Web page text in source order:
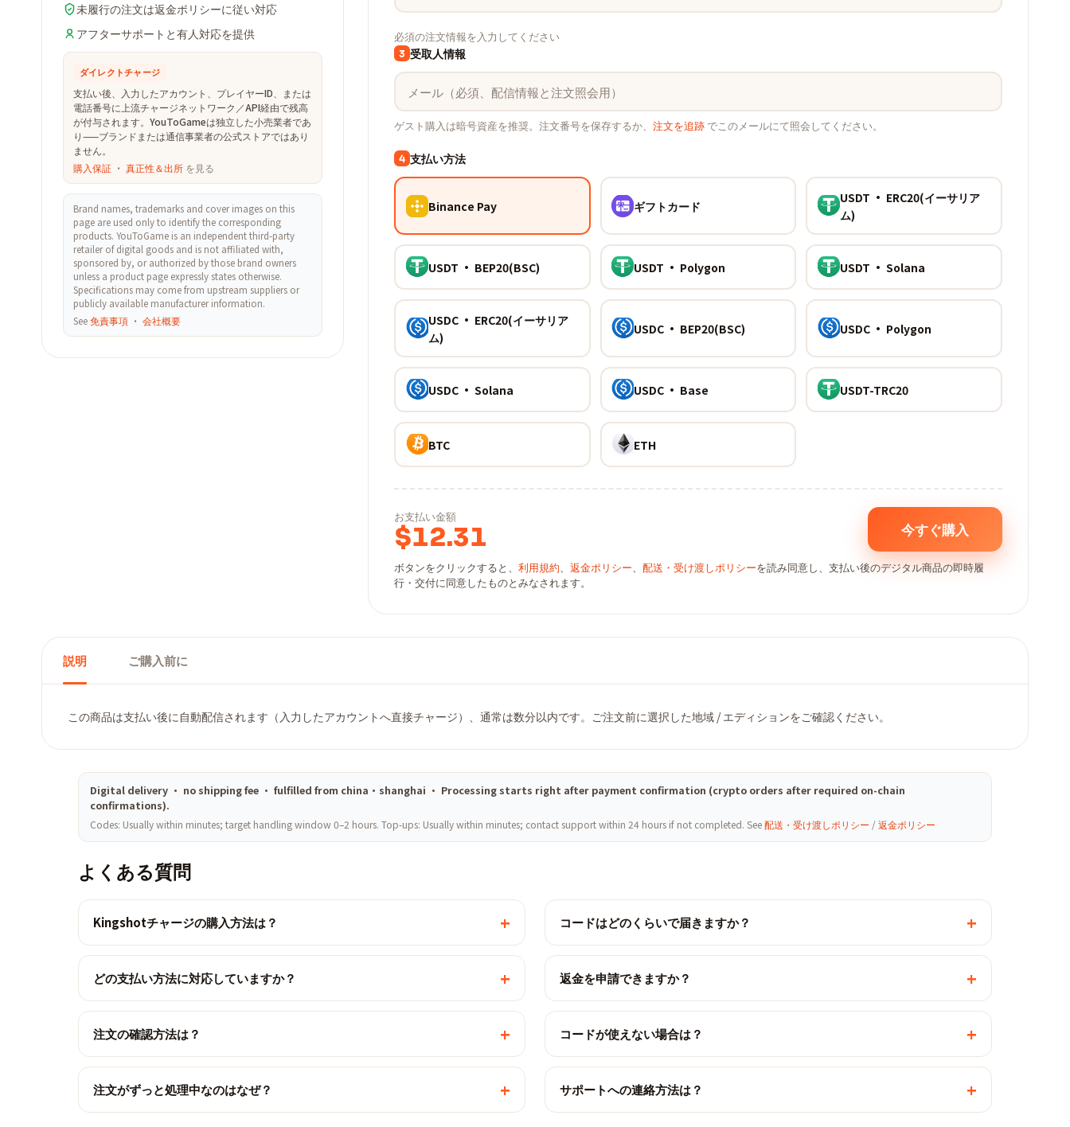
未履行の注文は返金ポリシーに従い対応
アフターサポートと有人対応を提供
ダイレクトチャージ
支払い後、入力したアカウント、プレイヤーID、または
電話番号に上流チャージネットワーク／API経由で残高
が付与されます。YouToGameは独立した小売業者であ
り——ブランドまたは通信事業者の公式ストアではあり
ません。
購入保証 · 真正性＆出所 を見る
Brand names, trademarks and cover images on this
page are used only to identify the corresponding
products. YouToGame is an independent third-party
retailer of digital goods and is not affiliated with,
sponsored by, or authorized by those brand owners
unless a product page expressly states otherwise.
Specifications may come from upstream suppliers or
publicly available manufacturer information.
See免責事項 · 会社概要
必須の注文情報を入力してください
3 受取人情報
ゲスト購入は暗号資産を推奨。注文番号を保存するか、 注文を追跡 でこのメールにて照会してください。
4 支払い方法
Binance Pay ギフトカード
USDT · ERC20(イーサリア
ム)
USDT · BEP20(BSC) USDT · Polygon USDT · Solana
USDC · ERC20(イーサリア
ム)
USDC · BEP20(BSC) USDC · Polygon
USDC · Solana USDC · Base USDT-TRC20
BTC ETH
お支払い金額
$12.31 今すぐ購入
ボタンをクリックすると、 利用規約、 返金ポリシー、 配送・受け渡しポリシーを読み同意し、支払い後のデジタル商品の即時履
行・交付に同意したものとみなされます。
説明 ご購入前に
この商品は支払い後に自動配信されます（入力したアカウントへ直接チャージ）、通常は数分以内です。ご注文前に選択した地域 / エディションをご確認ください。
Digital delivery · no shipping fee · fulfilled from china·shanghai · Processing starts right after payment confirmation (crypto orders after required on-chain
confirmations).
Codes: Usually within minutes; target handling window 0–2 hours. Top-ups: Usually within minutes; contact support within 24 hours if not completed. See配送・受け渡しポリシー /返金ポリシー
よくある質問
Kingshotチャージの購入方法は？ + コードはどのくらいで届きますか？ +
どの支払い方法に対応していますか？ + 返金を申請できますか？ +
注文の確認方法は？ + コードが使えない場合は？ +
注文がずっと処理中なのはなぜ？ + サポートへの連絡方法は？ +